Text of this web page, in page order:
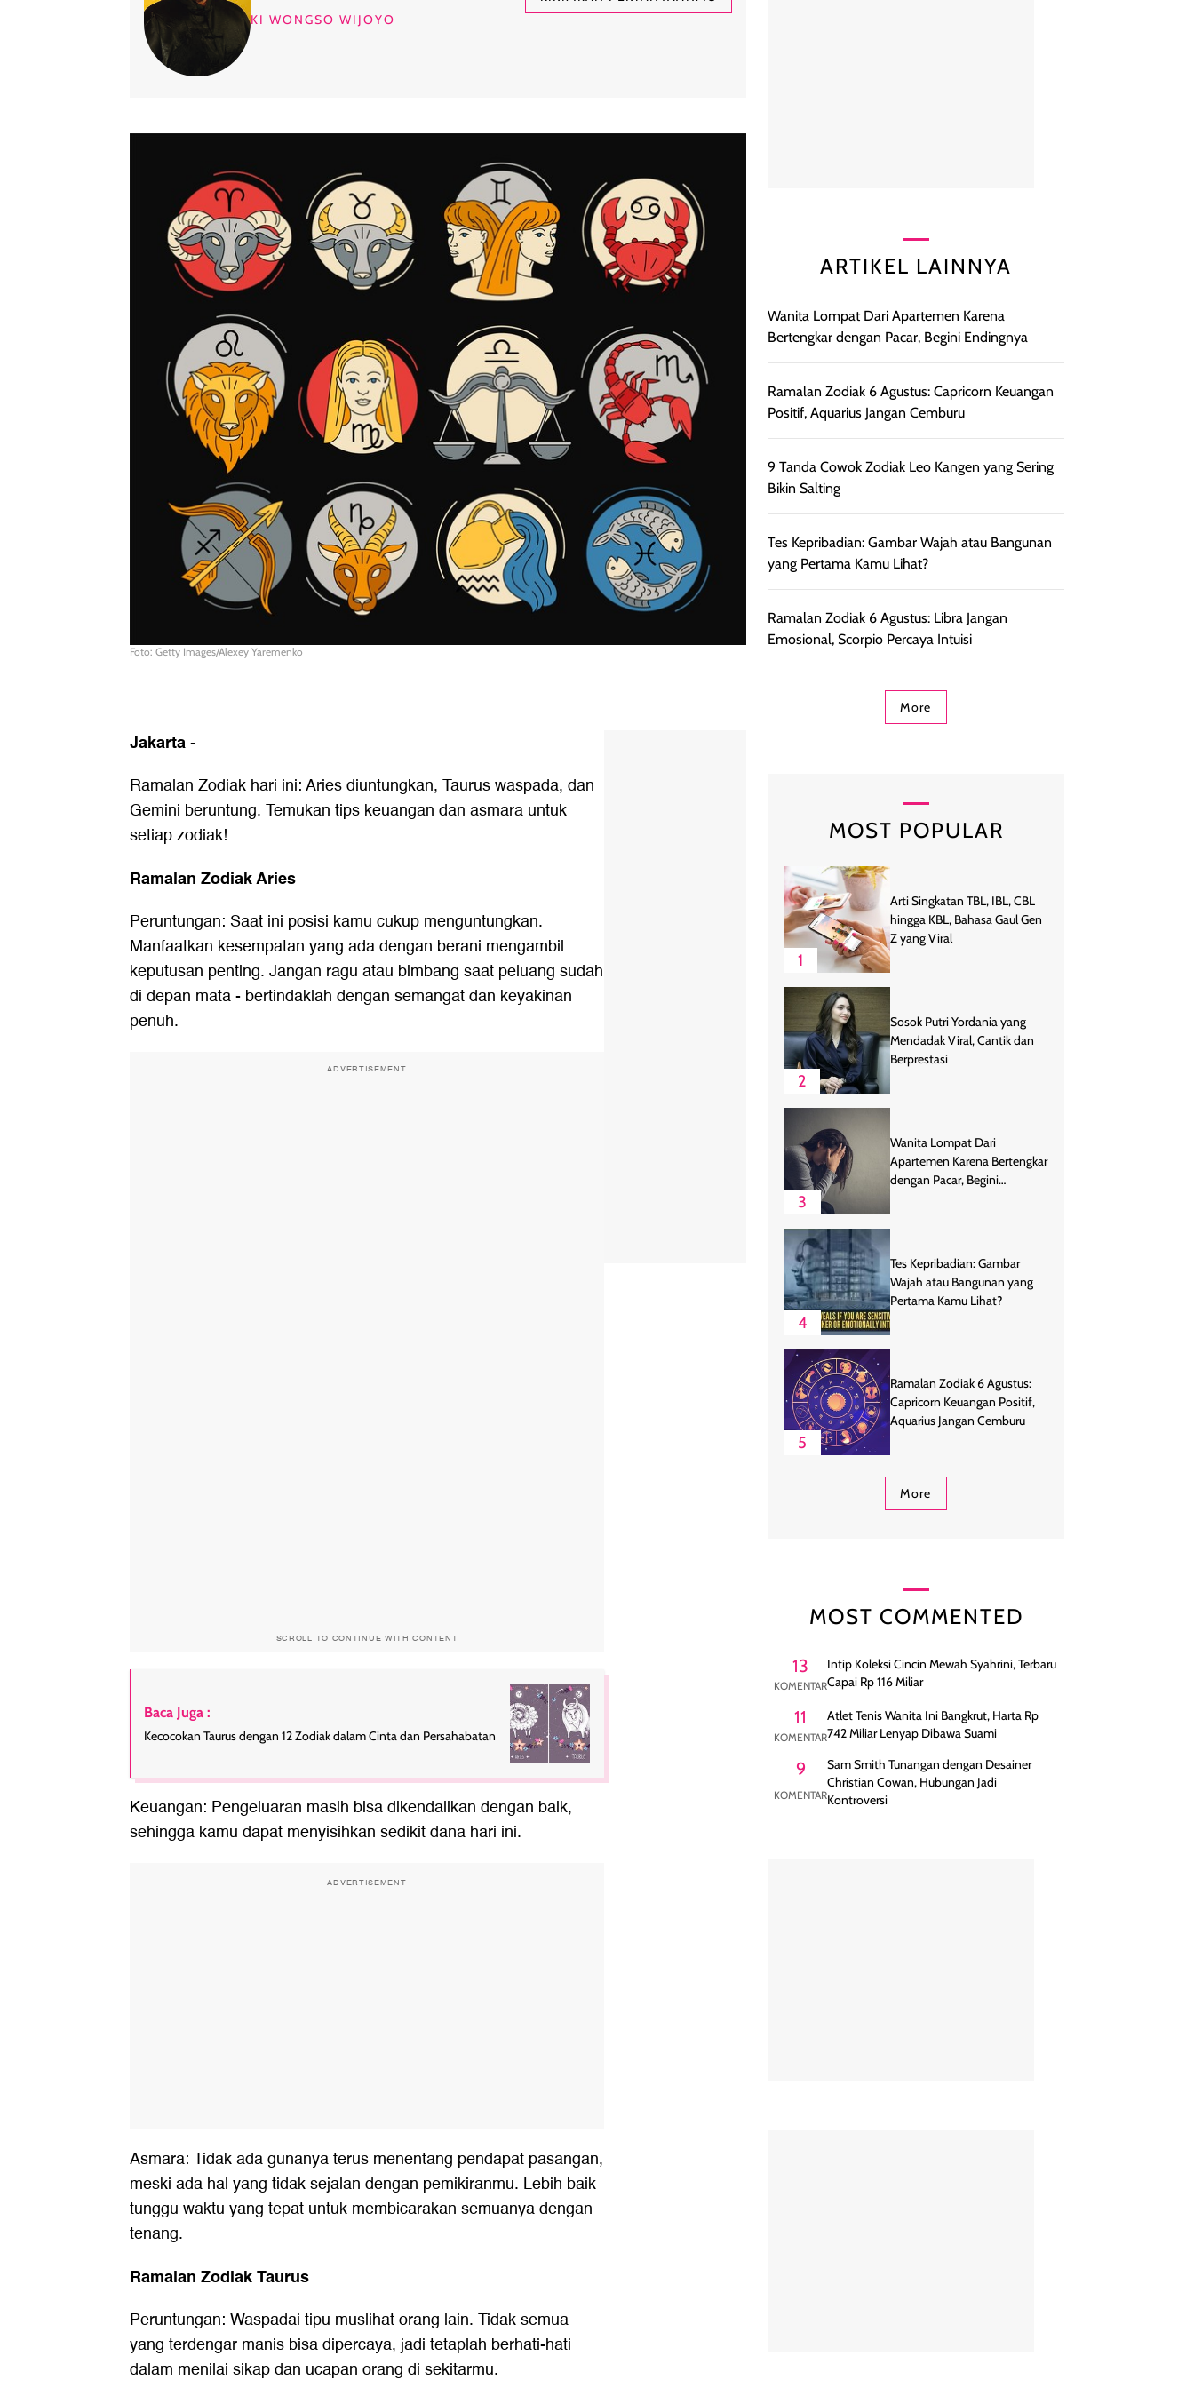
KI WONGSO WIJOYO
Foto: Getty Images/Alexey Yaremenko
Jakarta-
Ramalan Zodiak hari ini: Aries diuntungkan, Taurus waspada, dan
Gemini beruntung. Temukan tips keuangan dan asmara untuk
setiap zodiak!
Ramalan Zodiak Aries
Peruntungan: Saat ini posisi kamu cukup menguntungkan.
Manfaatkan kesempatan yang ada dengan berani mengambil
keputusan penting. Jangan ragu atau bimbang saat peluang sudah
di depan mata - bertindaklah dengan semangat dan keyakinan
penuh.
ADVERTISEMENT
SCROLL TO CONTINUE WITH CONTENT
Baca Juga :
Kecocokan Taurus dengan 12 Zodiak dalam Cinta dan Persahabatan
Keuangan: Pengeluaran masih bisa dikendalikan dengan baik,
sehingga kamu dapat menyisihkan sedikit dana hari ini.
ADVERTISEMENT
Asmara: Tidak ada gunanya terus menentang pendapat pasangan,
meski ada hal yang tidak sejalan dengan pemikiranmu. Lebih baik
tunggu waktu yang tepat untuk membicarakan semuanya dengan
tenang.
Ramalan Zodiak Taurus
Peruntungan: Waspadai tipu muslihat orang lain. Tidak semua
yang terdengar manis bisa dipercaya, jadi tetaplah berhati-hati
dalam menilai sikap dan ucapan orang di sekitarmu.
ARTIKEL LAINNYA
Wanita Lompat Dari Apartemen Karena
Bertengkar dengan Pacar, Begini Endingnya
Ramalan Zodiak 6 Agustus: Capricorn Keuangan
Positif, Aquarius Jangan Cemburu
9 Tanda Cowok Zodiak Leo Kangen yang Sering
Bikin Salting
Tes Kepribadian: Gambar Wajah atau Bangunan
yang Pertama Kamu Lihat?
Ramalan Zodiak 6 Agustus: Libra Jangan
Emosional, Scorpio Percaya Intuisi
More
MOST POPULAR
1
Arti Singkatan TBL, IBL, CBL
hingga KBL, Bahasa Gaul Gen
Z yang Viral
2
Sosok Putri Yordania yang
Mendadak Viral, Cantik dan
Berprestasi
3
Wanita Lompat Dari
Apartemen Karena Bertengkar
dengan Pacar, Begini
4
Tes Kepribadian: Gambar
Wajah atau Bangunan yang
Pertama Kamu Lihat?
5
Ramalan Zodiak 6 Agustus:
Capricorn Keuangan Positif,
Aquarius Jangan Cemburu
More
MOST COMMENTED
13
KOMENTAR
Intip Koleksi Cincin Mewah Syahrini, Terbaru
Capai Rp 116 Miliar
11
KOMENTAR
Atlet Tenis Wanita Ini Bangkrut, Harta Rp
742 Miliar Lenyap Dibawa Suami
9
KOMENTAR
Sam Smith Tunangan dengan Desainer
Christian Cowan, Hubungan Jadi
Kontroversi